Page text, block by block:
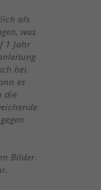
als
was
1 Jahr
bei.
es
die
Bilder.